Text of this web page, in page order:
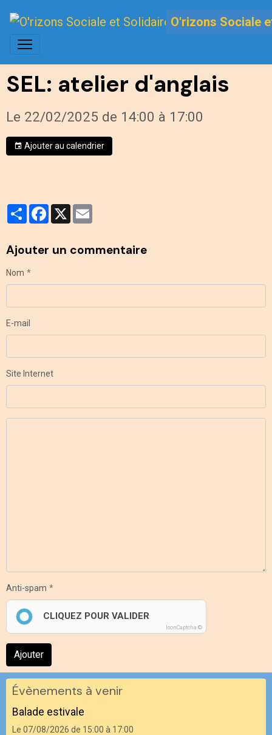
O'rizons Sociale
SEL: atelier d'anglais
Le 22/02/2025 de 14:00 à 17:00
Ajouter au calendrier
PartagerFacebook
X
Ajouter un commentaire
Nom
E-mail
Site Internet
Anti-spam
CLIQUEZ POUR VALIDER
IconCaptcha ©
Ajouter
Évènements à venir
Balade estivale
Le 07/08/2026 de 15:00 à 17:00